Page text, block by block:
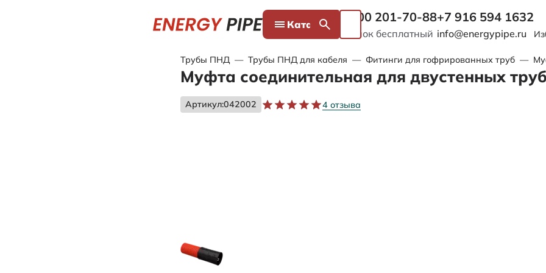
Каталог 8 800 201-70-88
Звонок бесплатный
+7 916 594 1632
info@energypipe.ru
Трубы ПНД — Трубы ПНД для кабеля — Фитинги для гофрированных труб —
Муфта соединительная для двустенных
Артикул:042002 4 отзыва